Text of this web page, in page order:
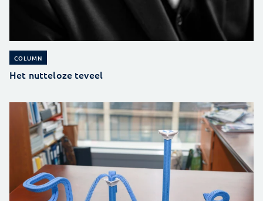
COLUMN
Het nutteloze teveel